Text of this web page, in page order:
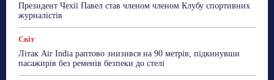
Президент Чехії Павел став членом членом Клубу спортивних
журналістів
Світ
Літак Air India раптово знизився на 90 метрів, підкинувши
пасажирів без ременів безпеки до стелі